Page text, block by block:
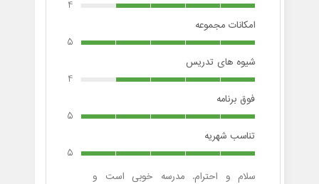
4
امکانات مجموعه
5
شیوه های تدریس
4
فوق برنامه
5
تناسب شهریه
5
سلام و احترام. مدرسه خوبی است و